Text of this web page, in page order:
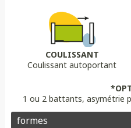
COULISSANT
Coulissant autoportant
1 ou 2 battants, asymétrie
Pointes
Motorisation
Aluminium